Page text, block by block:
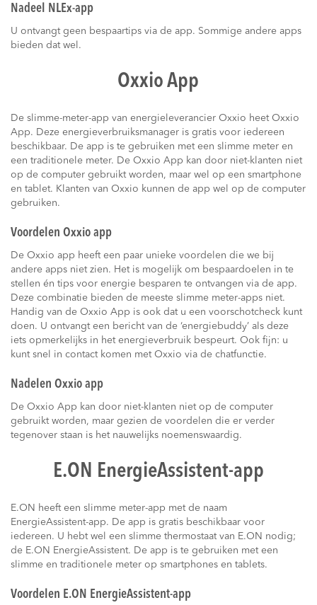
Nadeel NLEx-app
U ontvangt geen bespaartips via de app. Sommige andere apps
bieden dat wel.
Oxxio App
De slimme-meter-app van energieleverancier Oxxio heet Oxxio
App. Deze energieverbruiksmanager is gratis voor iedereen
beschikbaar. De app is te gebruiken met een slimme meter en
een traditionele meter. De Oxxio App kan door niet-klanten niet
op de computer gebruikt worden, maar wel op een smartphone
en tablet. Klanten van Oxxio kunnen de app wel op de computer
gebruiken.
Voordelen Oxxio app
De Oxxio app heeft een paar unieke voordelen die we bij
andere apps niet zien. Het is mogelijk om bespaardoelen in te
stellen én tips voor energie besparen te ontvangen via de app.
Deze combinatie bieden de meeste slimme meter-apps niet.
Handig van de Oxxio App is ook dat u een voorschotcheck kunt
doen. U ontvangt een bericht van de ‘energiebuddy’ als deze
iets opmerkelijks in het energieverbruik bespeurt. Ook fijn: u
kunt snel in contact komen met Oxxio via de chatfunctie.
Nadelen Oxxio app
De Oxxio App kan door niet-klanten niet op de computer
gebruikt worden, maar gezien de voordelen die er verder
tegenover staan is het nauwelijks noemenswaardig.
E.ON EnergieAssistent-app
E.ON heeft een slimme meter-app met de naam
EnergieAssistent-app. De app is gratis beschikbaar voor
iedereen. U hebt wel een slimme thermostaat van E.ON nodig;
de E.ON EnergieAssistent. De app is te gebruiken met een
slimme en traditionele meter op smartphones en tablets.
Voordelen E.ON EnergieAssistent-app